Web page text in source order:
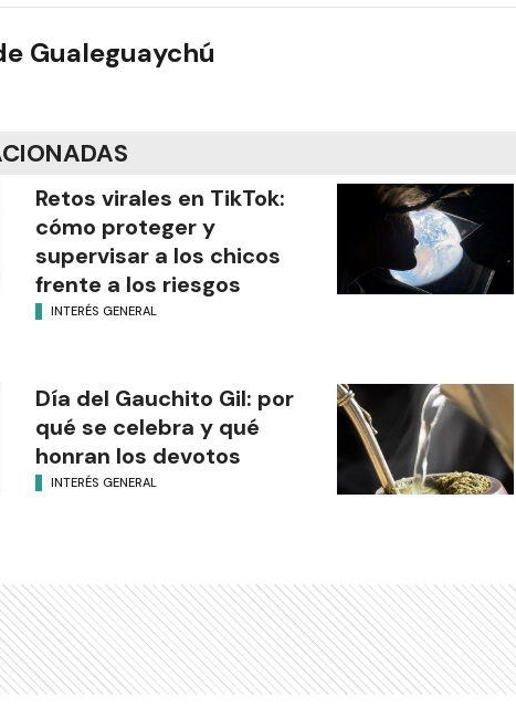
Gualeguaychú
Retos virales en TikTok:
cómo proteger y
supervisar a los chicos
frente a los riesgos
INTERÉS GENERAL
Día del Gauchito Gil: por
qué se celebra y qué
honran los devotos
INTERÉS GENERAL